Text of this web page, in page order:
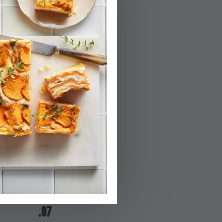
03.
אם המלית
04.
מחממים תנור ל-180 מעלות ומרפדים תבנית עם נייר
05.
עליה מניחים
06.
07.